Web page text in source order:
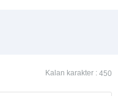
Kalan karakter : 450